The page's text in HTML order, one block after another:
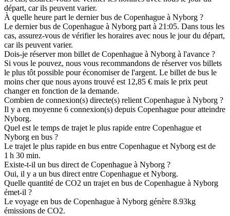
départ, car ils peuvent varier.
À quelle heure part le dernier bus de Copenhague à Nyborg ?
Le dernier bus de Copenhague à Nyborg part à 21:05. Dans tous les
cas, assurez-vous de vérifier les horaires avec nous le jour du départ,
car ils peuvent varier.
Dois-je réserver mon billet de Copenhague à Nyborg à l'avance ?
Si vous le pouvez, nous vous recommandons de réserver vos billets
le plus tôt possible pour économiser de l'argent. Le billet de bus le
moins cher que nous ayons trouvé est 12,85 € mais le prix peut
changer en fonction de la demande.
Combien de connexion(s) directe(s) relient Copenhague à Nyborg ?
Il y a en moyenne 6 connexion(s) depuis Copenhague pour atteindre
Nyborg.
Quel est le temps de trajet le plus rapide entre Copenhague et
Nyborg en bus ?
Le trajet le plus rapide en bus entre Copenhague et Nyborg est de
1 h 30 min.
Existe-t-il un bus direct de Copenhague à Nyborg ?
Oui, il y a un bus direct entre Copenhague et Nyborg.
Quelle quantité de CO2 un trajet en bus de Copenhague à Nyborg
émet-il ?
Le voyage en bus de Copenhague à Nyborg génère 8.93kg
émissions de CO2.